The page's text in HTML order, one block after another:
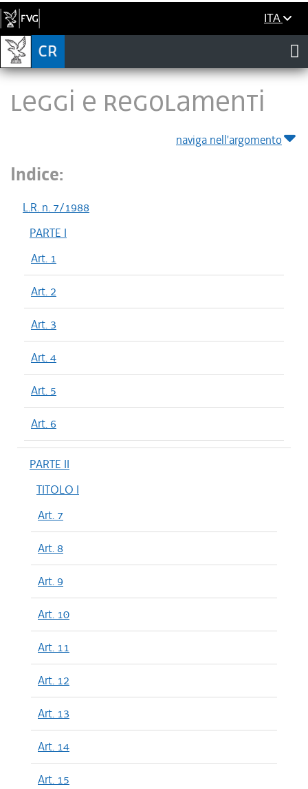
ITA
LEGGI E REGOLAMENTI
naviga nell'argomento
Indice:
L.R. n. 7/1988
PARTE I
Art. 1
Art. 2
Art. 3
Art. 4
Art. 5
Art. 6
PARTE II
TITOLO I
Art. 7
Art. 8
Art. 9
Art. 10
Art. 11
Art. 12
Art. 13
Art. 14
Art. 15